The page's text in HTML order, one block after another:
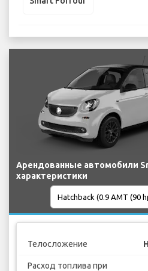
Арендованные автомобили
характеристики
Телосложение
Расход топлива при